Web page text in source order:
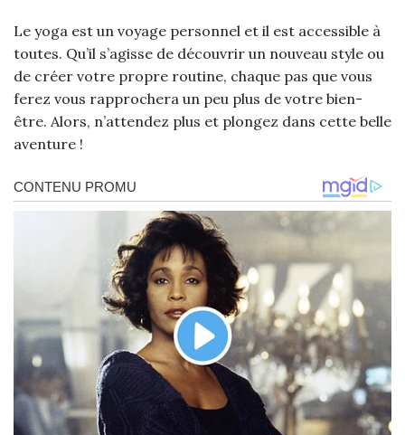
Le yoga est un voyage personnel et il est accessible à
toutes. Qu’il s’agisse de découvrir un nouveau style ou
de créer votre propre routine, chaque pas que vous
ferez vous rapprochera un peu plus de votre bien-
être. Alors, n’attendez plus et plongez dans cette belle
aventure !